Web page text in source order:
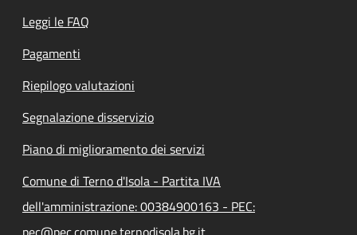
Leggi le FAQ
Pagamenti
Riepilogo valutazioni
Segnalazione disservizio
Piano di miglioramento dei servizi
Comune di Terno d'Isola - Partita IVA
dell'amministrazione: 00384900163 - PEC: